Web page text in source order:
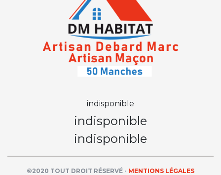
indisponible
indisponible
indisponible
©2020 TOUT DROIT RÉSERVÉ - MENTIONS LÉGALES